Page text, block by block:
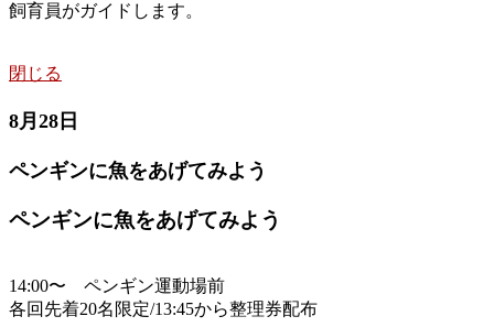
飼育員がガイドします。
閉じる
8月28日
ペンギンに魚をあげてみよう
ペンギンに魚をあげてみよう
14:00〜 ペンギン運動場前
各回先着20名限定/13:45から整理券配布